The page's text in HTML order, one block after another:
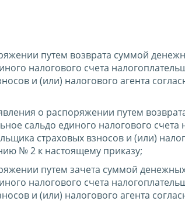
путем возврата суммой
налогового счета
и (или) налогового агента
о распоряжении путем
сальдо единого налогового счета
страховых взносов и (или)
№ 2 к настоящему приказу;
путем зачета суммой
налогового счета
и (или) налогового агента